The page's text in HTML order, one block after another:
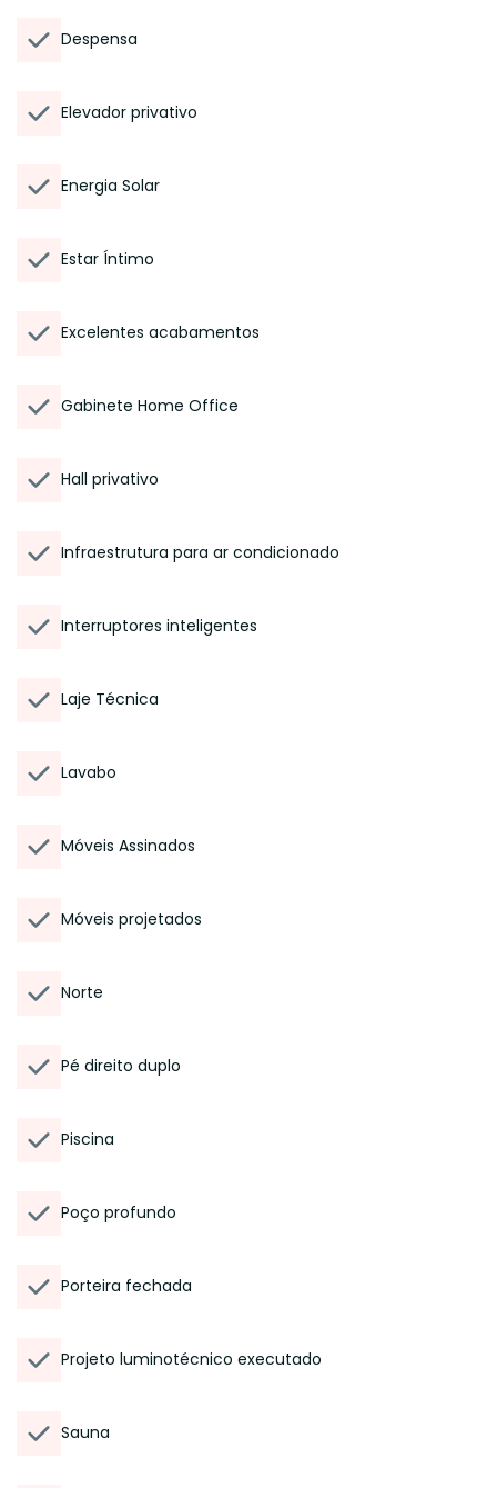
Despensa
Elevador privativo
Energia Solar
Estar Íntimo
Excelentes acabamentos
Gabinete Home Office
Hall privativo
Infraestrutura para ar condicionado
Interruptores inteligentes
Laje Técnica
Lavabo
Móveis Assinados
Móveis projetados
Norte
Pé direito duplo
Piscina
Poço profundo
Porteira fechada
Projeto luminotécnico executado
Sauna